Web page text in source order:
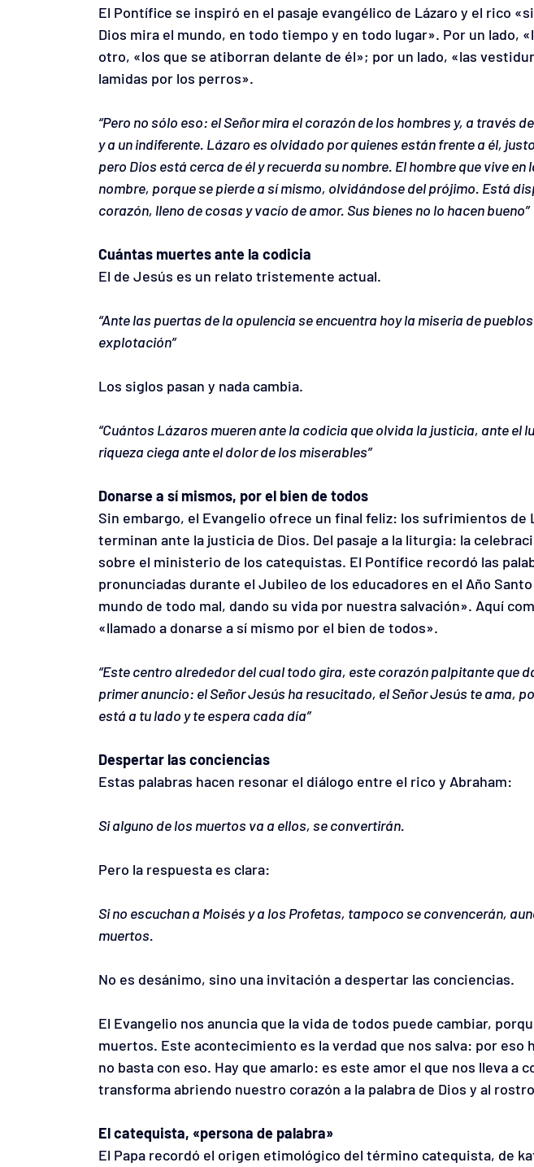
El Pontífice se inspiró en el pasaje evangélico de Lázaro y el rico
Dios mira el mundo, en todo tiempo y en todo lugar». Por un lado,
otro, «los que se atiborran delante de él»; por un lado, «las
lamidas por los perros».
“Pero no sólo eso: el Señor mira el corazón de los hombres y, a través
y a un indiferente. Lázaro es olvidado por quienes están frente a él,
pero Dios está cerca de él y recuerda su nombre. El hombre que vive
nombre, porque se pierde a sí mismo, olvidándose del prójimo. Está
corazón, lleno de cosas y vacío de amor. Sus bienes no lo hacen bueno”
Cuántas muertes ante la codicia
El de Jesús es un relato tristemente actual.
“Ante las puertas de la opulencia se encuentra hoy la miseria de
explotación”
Los siglos pasan y nada cambia.
“Cuántos Lázaros mueren ante la codicia que olvida la justicia, ante el
riqueza ciega ante el dolor de los miserables”
Donarse a sí mismos, por el bien de todos
Sin embargo, el Evangelio ofrece un final feliz: los sufrimientos de
terminan ante la justicia de Dios. Del pasaje a la liturgia: la
sobre el ministerio de los catequistas. El Pontífice recordó las
pronunciadas durante el Jubileo de los educadores en el Año
mundo de todo mal, dando su vida por nuestra salvación». Aquí
«llamado a donarse a sí mismo por el bien de todos».
“Este centro alrededor del cual todo gira, este corazón palpitante que
primer anuncio: el Señor Jesús ha resucitado, el Señor Jesús te ama,
está a tu lado y te espera cada día”
Despertar las conciencias
Estas palabras hacen resonar el diálogo entre el rico y Abraham:
Si alguno de los muertos va a ellos, se convertirán.
Pero la respuesta es clara:
Si no escuchan a Moisés y a los Profetas, tampoco se convencerán,
muertos.
No es desánimo, sino una invitación a despertar las conciencias.
El Evangelio nos anuncia que la vida de todos puede cambiar,
muertos. Este acontecimiento es la verdad que nos salva: por eso
no basta con eso. Hay que amarlo: es este amor el que nos lleva a
transforma abriendo nuestro corazón a la palabra de Dios y al
El catequista, «persona de palabra»
El Papa recordó el origen etimológico del término catequista, de